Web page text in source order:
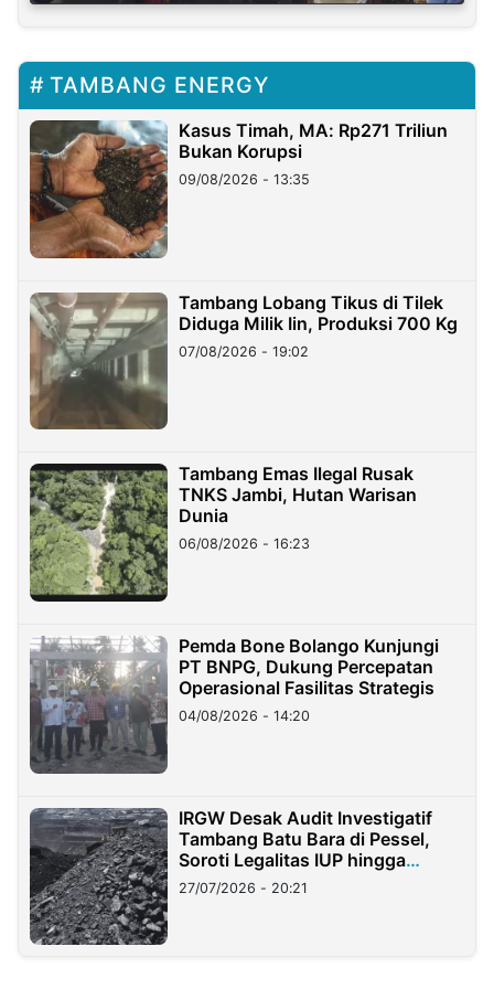
TAMBANG ENERGY
Kasus Timah, MA: Rp271 Triliun
Bukan Korupsi
09/08/2026 - 13:35
Tambang Lobang Tikus di Tilek
Diduga Milik Iin, Produksi 700 Kg
07/08/2026 - 19:02
Tambang Emas Ilegal Rusak
TNKS Jambi, Hutan Warisan
Dunia
06/08/2026 - 16:23
Pemda Bone Bolango Kunjungi
PT BNPG, Dukung Percepatan
Operasional Fasilitas Strategis
04/08/2026 - 14:20
IRGW Desak Audit Investigatif
Tambang Batu Bara di Pessel,
Soroti Legalitas IUP hingga
Stockpile
27/07/2026 - 20:21